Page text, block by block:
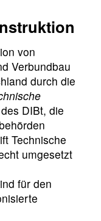
von
Verbundbau
durch die
des DIBt, die
Technische
umgesetzt
für den